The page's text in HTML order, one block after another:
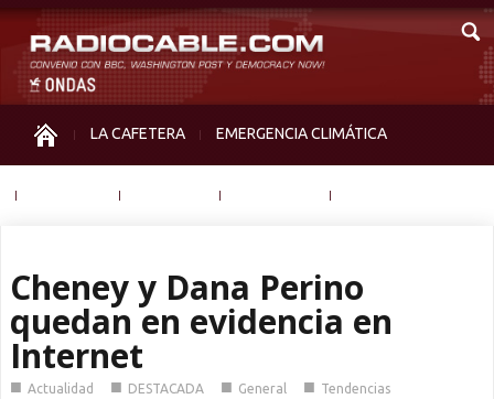
LA CAFETERA EMERGENCIA CLIMÁTICA
Cheney y Dana Perino
quedan en evidencia en
Internet
■ Actualidad ■ DESTACADA ■ General ■ Tendencias